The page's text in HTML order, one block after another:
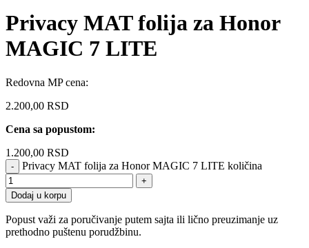
Privacy MAT folija za Honor
MAGIC 7 LITE
Redovna MP cena:
2.200,00 RSD
Cena sa popustom:
1.200,00 RSD
Privacy MAT folija za Honor MAGIC 7 LITE količina
Dodaj u korpu
Popust važi za poručivanje putem sajta ili lično preuzimanje uz
prethodno puštenu porudžbinu.